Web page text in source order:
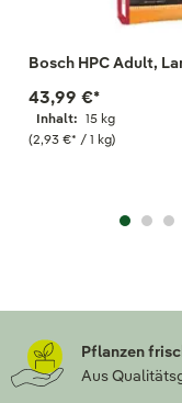
Bosch HPC Adult,
Inhalt: 15 kg
(2,93 €* / 1 kg)
43,99 €*
Pflanzen
Aus